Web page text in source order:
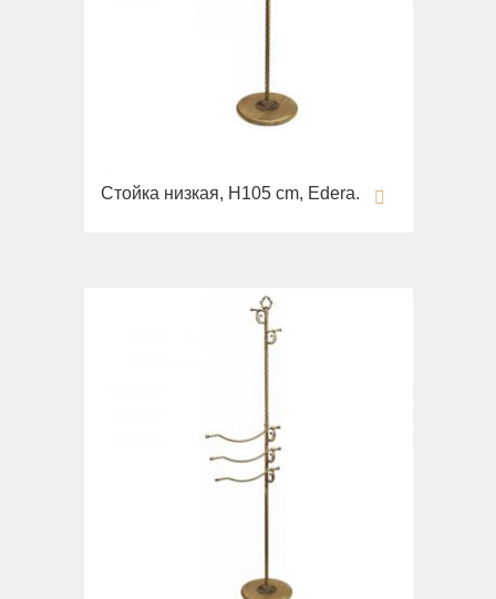
Стойка низкая, H105 cm, Edera.